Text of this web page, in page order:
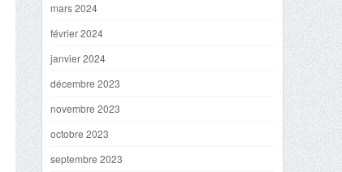
mars 2024
février 2024
janvier 2024
décembre 2023
novembre 2023
octobre 2023
septembre 2023